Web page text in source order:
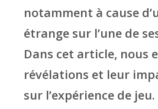
notamment à cause
étrange sur l’une de
Dans cet article, nous
révélations et leur
sur l’expérience de jeu.